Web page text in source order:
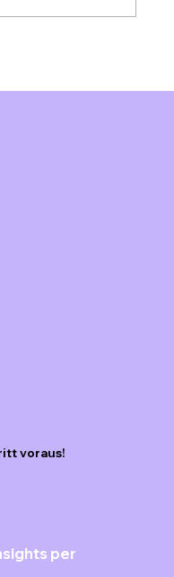
voraus!
per